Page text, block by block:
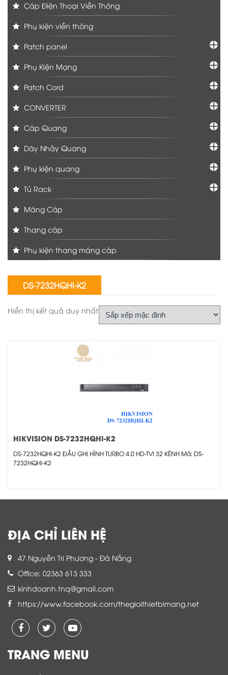
Cáp Điện Thoại Viễn Thông
Phụ kiện viễn thông
Patch panel
Phụ Kiện Mạng
Patch Cord
CONVERTER
Cáp Quang
Dây Nhảy Quang
Phụ kiện quang
Tủ Rack
Máng Cáp
Thang cáp
Phụ kiện thang máng cáp
DS-7232HQHI-K2
Hiển thị kết quả duy nhất
HIKVISION DS-7232HQHI-K2
DS-7232HQHI-K2 ĐẦU GHI HÌNH TURBO 4.0 HD-TVI 32 KÊNH Mã: DS-
7232HQHI-K2
ĐỊA CHỈ LIÊN HỆ
47 Nguyễn Tri Phương - Đà Nẵng
Office: 02363 613 333
kinhdoanh.tnq@gmail.com
https://www.facebook.com/thegioithietbimang.net
TRANG MENU